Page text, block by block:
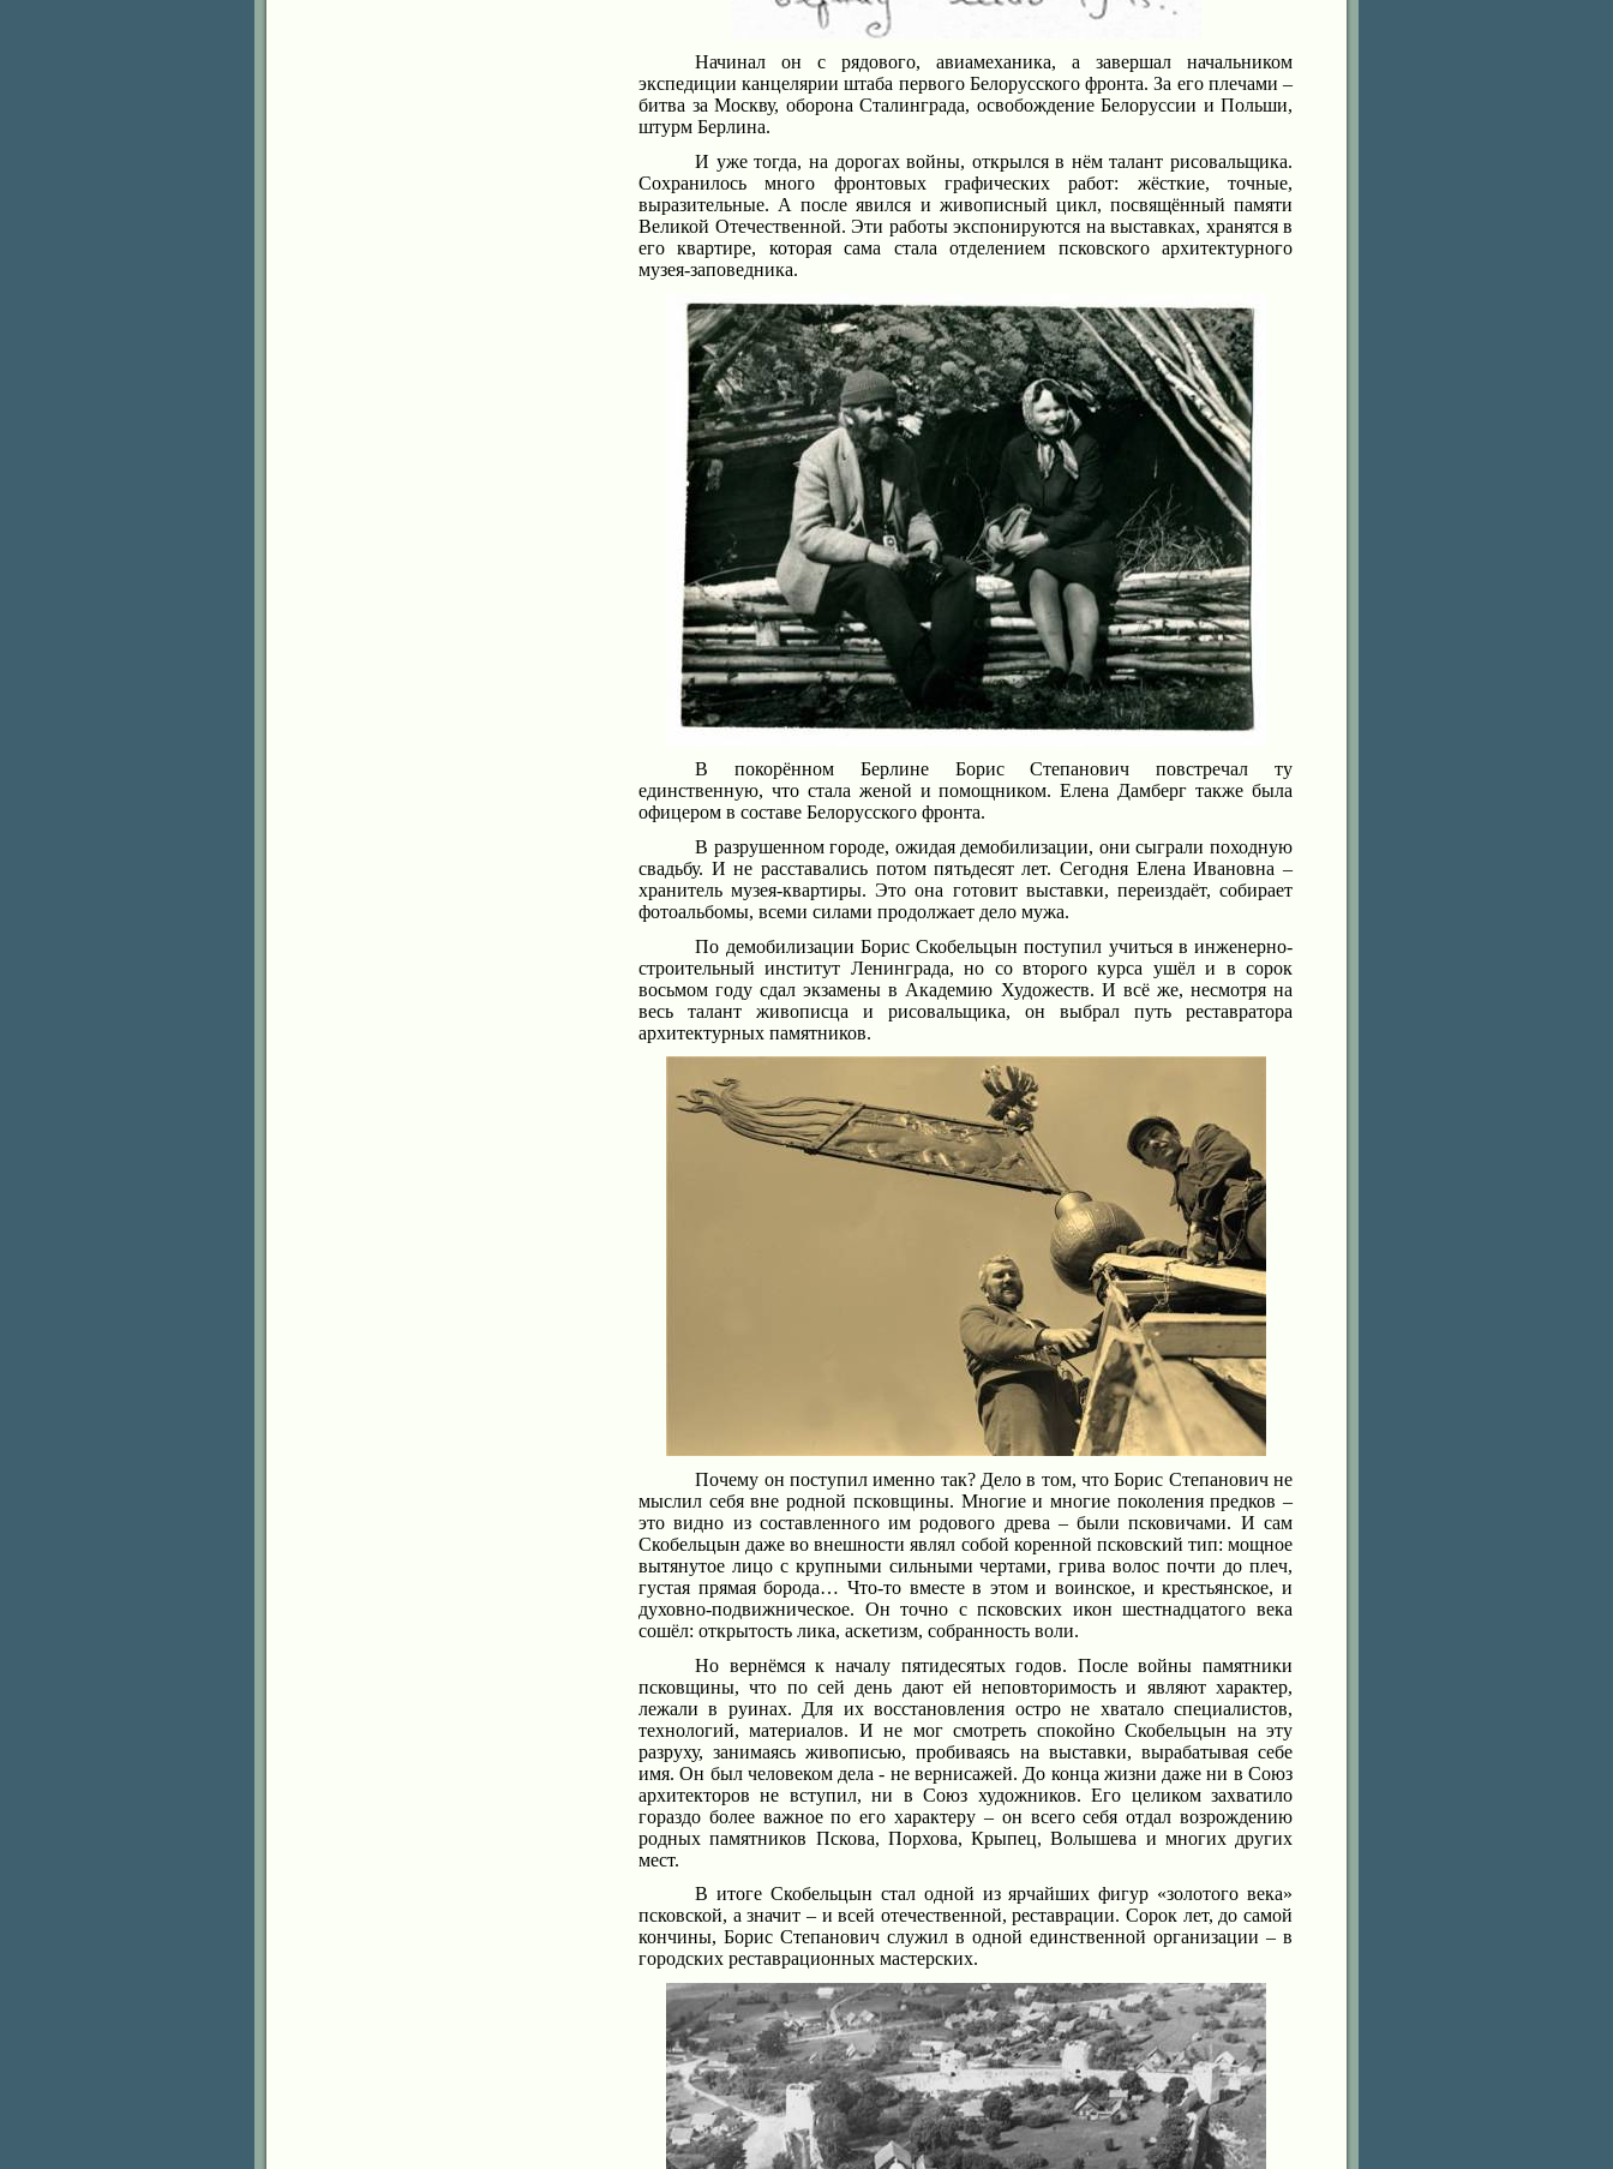
Начинал он с рядового, авиамеханика, а завершал начальником
экспедиции канцелярии штаба первого Белорусского фронта. За его плечами –
битва за Москву, оборона Сталинграда, освобождение Белоруссии и Польши,
штурм Берлина.
И уже тогда, на дорогах войны, открылся в нём талант рисовальщика.
Сохранилось много фронтовых графических работ: жёсткие, точные,
выразительные. А после явился и живописный цикл, посвящённый памяти
Великой Отечественной. Эти работы экспонируются на выставках, хранятся в
его квартире, которая сама стала отделением псковского архитектурного
музея-заповедника.
В покорённом Берлине Борис Степанович повстречал ту
единственную, что стала женой и помощником. Елена Дамберг также была
офицером в составе Белорусского фронта.
В разрушенном городе, ожидая демобилизации, они сыграли походную
свадьбу. И не расставались потом пятьдесят лет. Сегодня Елена Ивановна –
хранитель музея-квартиры. Это она готовит выставки, переиздаёт, собирает
фотоальбомы, всеми силами продолжает дело мужа.
По демобилизации Борис Скобельцын поступил учиться в инженерно-
строительный институт Ленинграда, но со второго курса ушёл и в сорок
восьмом году сдал экзамены в Академию Художеств. И всё же, несмотря на
весь талант живописца и рисовальщика, он выбрал путь реставратора
архитектурных памятников.
Почему он поступил именно так? Дело в том, что Борис Степанович не
мыслил себя вне родной псковщины. Многие и многие поколения предков –
это видно из составленного им родового древа – были псковичами. И сам
Скобельцын даже во внешности являл собой коренной псковский тип: мощное
вытянутое лицо с крупными сильными чертами, грива волос почти до плеч,
густая прямая борода… Что-то вместе в этом и воинское, и крестьянское, и
духовно-подвижническое. Он точно с псковских икон шестнадцатого века
сошёл: открытость лика, аскетизм, собранность воли.
Но вернёмся к началу пятидесятых годов. После войны памятники
псковщины, что по сей день дают ей неповторимость и являют характер,
лежали в руинах. Для их восстановления остро не хватало специалистов,
технологий, материалов. И не мог смотреть спокойно Скобельцын на эту
разруху, занимаясь живописью, пробиваясь на выставки, вырабатывая себе
имя. Он был человеком дела - не вернисажей. До конца жизни даже ни в Союз
архитекторов не вступил, ни в Союз художников. Его целиком захватило
гораздо более важное по его характеру – он всего себя отдал возрождению
родных памятников Пскова, Порхова, Крыпец, Волышева и многих других
мест.
В итоге Скобельцын стал одной из ярчайших фигур «золотого века»
псковской, а значит – и всей отечественной, реставрации. Сорок лет, до самой
кончины, Борис Степанович служил в одной единственной организации – в
городских реставрационных мастерских.